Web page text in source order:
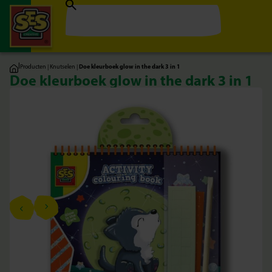
|Producten | Knutselen | Doe kleurboek glow in the dark 3 in 1
Doe kleurboek glow in the dark 3 in 1